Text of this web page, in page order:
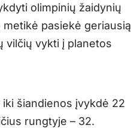
olimpinių žaidynių
pasiekė geriausią
vilčių vykti į planetos
šiandienos įvykdė 22
rungtyje – 32.